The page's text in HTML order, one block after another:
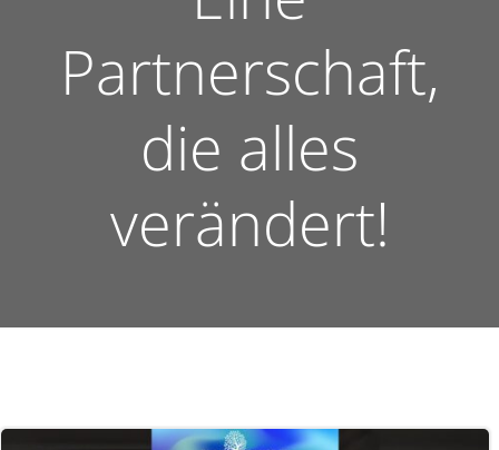
Partnerschaft,
die alles
verändert!